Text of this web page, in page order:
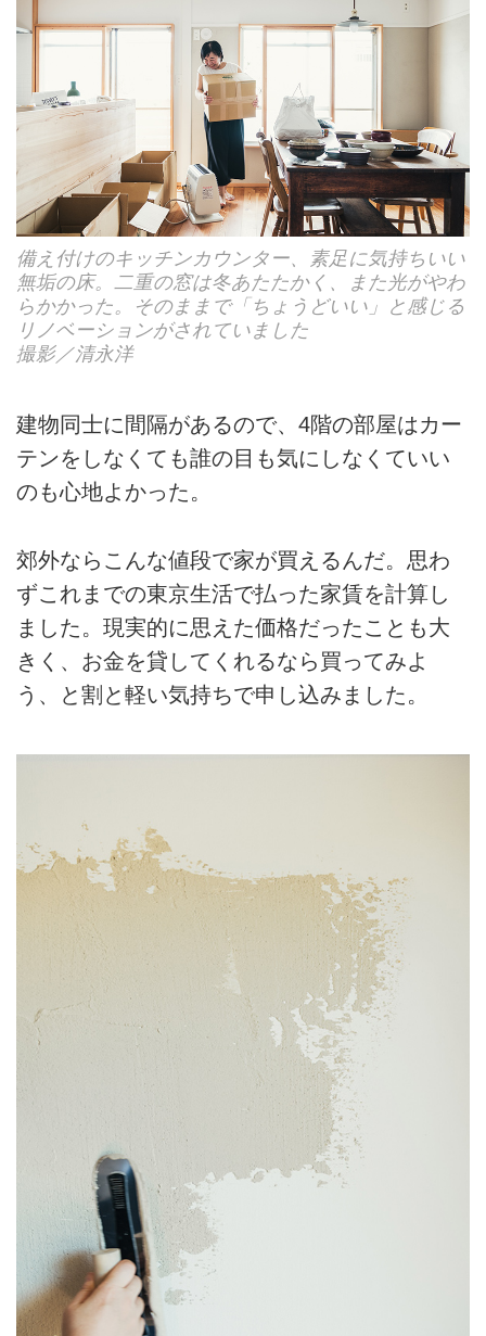
備え付けのキッチンカウンター、素足に気持ちいい
無垢の床。二重の窓は冬あたたかく、また光がやわ
らかかった。そのままで「ちょうどいい」と感じる
リノベーションがされていました
撮影／清永洋
建物同士に間隔があるので、4階の部屋はカー
テンをしなくても誰の目も気にしなくていい
のも心地よかった。
郊外ならこんな値段で家が買えるんだ。思わ
ずこれまでの東京生活で払った家賃を計算し
ました。現実的に思えた価格だったことも大
きく、お金を貸してくれるなら買ってみよ
う、と割と軽い気持ちで申し込みました。